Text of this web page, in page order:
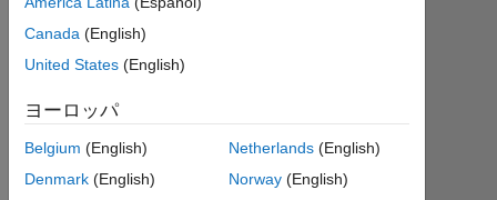
ら
ア
ブ
Followers:
Canada (English)
United States (English)
ヨーロッパ
Belgium (English)
Denmark (English)
Netherlands (English)
Norway (English)